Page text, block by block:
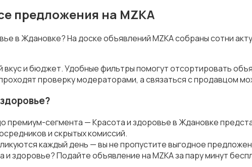
предложения на MZKA
в Ждановке? На доске объявлений MZKA собраны сотни
и бюджет. Удобные фильтры помогут отсортировать
проверку модераторами, а связаться с продавцом
премиум-сегмента — Красота и здоровье в Ждановке
и скрытых комиссий.
каждый день — вы не пропустите выгодное
и здоровье? Подайте объявление на MZKA за пару минут